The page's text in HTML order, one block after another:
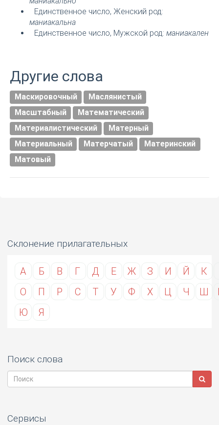
Единственное число, Женский род:
маниакальна
Единственное число, Мужской род: маниакален
Другие слова
Маскировочный
Маслянистый
Масштабный
Математический
Материалистический
Матерный
Материальный
Матерчатый
Материнский
Матовый
Склонение прилагательных
А Б В Г Д Е Ж З И Й К
О
П Р С Т У Ф Х Ц Ч Ш
Ю
Я
Поиск слова
Сервисы